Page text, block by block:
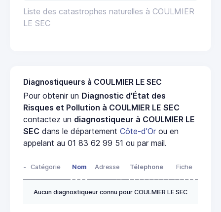
Liste des catastrophes naturelles à COULMIER
LE SEC
Diagnostiqueurs à COULMIER LE SEC
Pour obtenir un Diagnostic d'État des
Risques et Pollution à COULMIER LE SEC
contactez un diagnostiqueur à COULMIER LE
SEC dans le département Côte-d'Or ou en
appelant au 01 83 62 99 51 ou par mail.
- Catégorie Nom Adresse Télephone Fiche
Aucun diagnostiqueur connu pour COULMIER LE SEC